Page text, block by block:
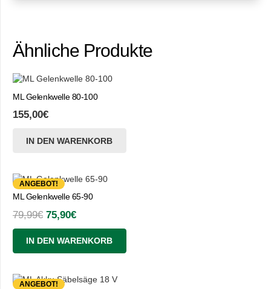
Ähnliche Produkte
ML Gelenkwelle 80-100
155,00€
IN DEN WARENKORB
ANGEBOT!
ML Gelenkwelle 65-90
79,99€ Ursprünglicher
Preis
war:
79,99€
75,90€Aktueller
Preis
ist:
75,90€.
IN DEN WARENKORB
ANGEBOT!